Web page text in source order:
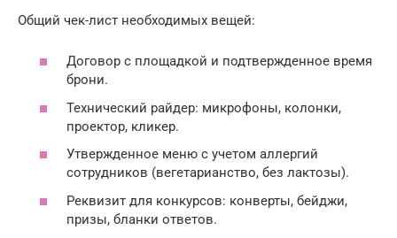
Общий чек-лист необходимых вещей:
Договор с площадкой и подтвержденное время
брони.
Технический райдер: микрофоны, колонки,
проектор, кликер.
Утвержденное меню с учетом аллергий
сотрудников (вегетарианство, без лактозы).
Реквизит для конкурсов: конверты, бейджи,
призы, бланки ответов.